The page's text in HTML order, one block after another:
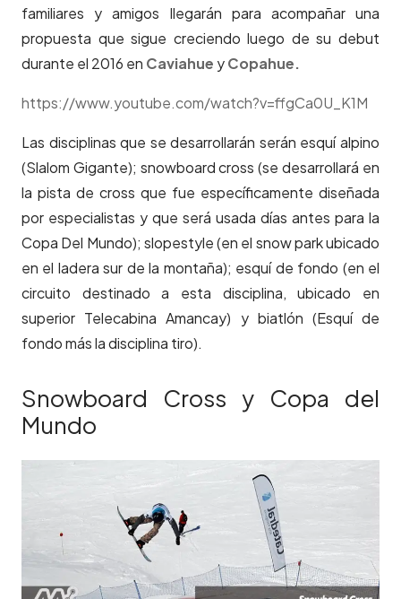
familiares y amigos llegarán para acompañar una
propuesta que sigue creciendo luego de su debut
durante el 2016 en Caviahue yCopahue.
https://www.youtube.com/watch?v=ffgCa0U_K1M
Las disciplinas que se desarrollarán serán esquí alpino
(Slalom Gigante); snowboard cross (se desarrollará en
la pista de cross que fue específicamente diseñada
por especialistas y que será usada días antes para la
Copa Del Mundo); slopestyle (en el snow park ubicado
en el ladera sur de la montaña); esquí de fondo (en el
circuito destinado a esta disciplina, ubicado en
superior Telecabina Amancay) y biatlón (Esquí de
fondo más la disciplina tiro).
Snowboard Cross y Copa del
Mundo